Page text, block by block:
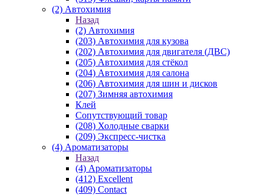
(2) Автохимия
Назад
(2) Автохимия
(203) Автохимия для кузова
(202) Автохимия для двигателя (ДВС)
(205) Автохимия для стёкол
(204) Автохимия для салона
(206) Автохимия для шин и дисков
(207) Зимняя автохимия
Клей
Сопутствующий товар
(208) Холодные сварки
(209) Экспреcс-чистка
(4) Ароматизаторы
Назад
(4) Ароматизаторы
(412) Excellent
(409) Contact